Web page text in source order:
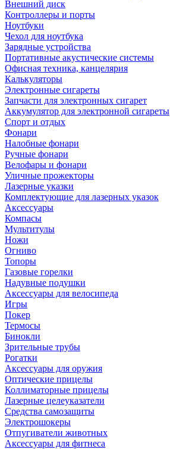
Внешний диск
Контроллеры и порты
Ноутбуки
Чехол для ноутбука
Зарядные устройства
Портативные акустические системы
Офисная техника, канцелярия
Калькуляторы
Электронные сигареты
Запчасти для электронных сигарет
Аккумулятор для электронной сигареты
Спорт и отдых
Фонари
Налобные фонари
Ручные фонари
Велофары и фонари
Уличные прожекторы
Лазерные указки
Комплектующие для лазерных указок
Аксессуары
Компасы
Мультитулы
Ножи
Огниво
Топоры
Газовые горелки
Надувные подушки
Аксессуары для велосипеда
Игры
Покер
Термосы
Бинокли
Зрительные трубы
Рогатки
Аксессуары для оружия
Оптические прицелы
Коллиматорные прицелы
Лазерные целеуказатели
Средства самозащиты
Электрошокеры
Отпугиватели животных
Аксессуары для фитнеса